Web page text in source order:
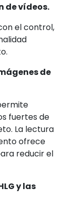
de vídeos.
el control,
de
fuertes de
La lectura
ofrece
reducir el
y las